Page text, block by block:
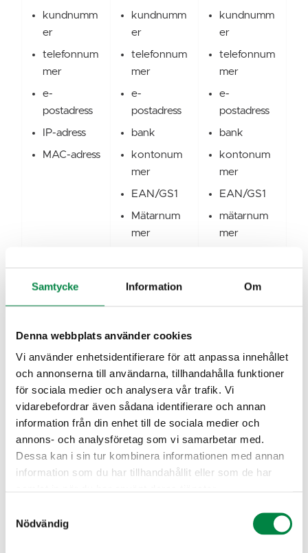
Samtycke Information Om
Denna webbplats använder cookies
Vi använder enhetsidentifierare för att anpassa innehållet
och annonserna till användarna, tillhandahålla funktioner
för sociala medier och analysera vår trafik. Vi
vidarebefordrar även sådana identifierare och annan
information från din enhet till de sociala medier och
annons- och analysföretag som vi samarbetar med.
Dessa kan i sin tur kombinera informationen med annan
information som du har tillhandahållit eller som de har
Nödvändig
kundnumm
er
telefonnum
mer
e-
postadress
IP-adress
MAC-adress
kundnumm
er
telefonnum
mer
e-
postadress
bank
kontonum
mer
EAN/GS1
Mätarnum
mer
kundnumm
er
telefonnum
mer
e-
postadress
bank
kontonum
mer
EAN/GS1
mätarnum
mer
Namn
personnum
mer
adress
fastighetsb
eteckning
kundnumm
er
mer
namn
personnum
mer
adress
fastighetsb
eteckning
kundnumm
er
personnum
mer
adress
fastighetsb
eteckning
kundnumm
er